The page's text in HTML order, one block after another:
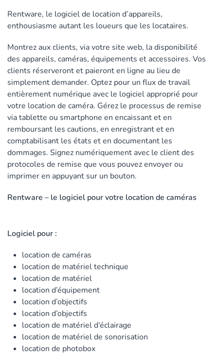
Rentware, le logiciel de location d’appareils,
enthousiasme autant les loueurs que les locataires.
Montrez aux clients, via votre site web, la disponibilité
des appareils, caméras, équipements et accessoires. Vos
clients réserveront et paieront en ligne au lieu de
simplement demander. Optez pour un flux de travail
entièrement numérique avec le logiciel approprié pour
votre location de caméra. Gérez le processus de remise
via tablette ou smartphone en encaissant et en
remboursant les cautions, en enregistrant et en
comptabilisant les états et en documentant les
dommages. Signez numériquement avec le client des
protocoles de remise que vous pouvez envoyer ou
imprimer en appuyant sur un bouton.
Rentware – le logiciel pour votre location de caméras
Logiciel pour :
location de caméras
location de matériel technique
location de matériel
location d’équipement
location d’objectifs
location d’objectifs
location de matériel d’éclairage
location de matériel de sonorisation
location de photobox